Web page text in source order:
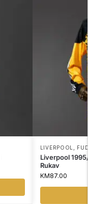
LIVERPOOL
Liverpool
Rukav
KM87.00